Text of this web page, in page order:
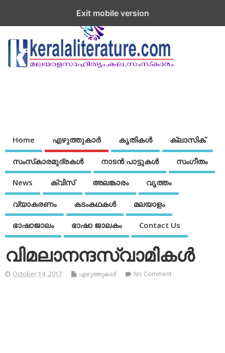
Home എഴുത്തുകാര്‍ കൃതികൾ ക്ലാസിക്
സംസ്‌കാരമുദ്രകള്‍ നാടന്‍ പാട്ടുകള്‍ സംഗീതം
News ക്വിസ് അലങ്കാരം വൃത്തം
വ്യാകരണം കടംകഥകള്‍ മലയാളം
ഭാഷാജാലം ഭാഷാ ജാലകം Contact Us
വിമലാനന്ദസ്വാമികള്‍
October 14, 2017 എഴുത്തുകാര്‍ No Comment
Exit mobile version